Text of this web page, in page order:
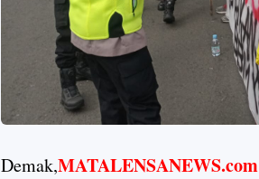
Demak,MATALENSANEWS.com